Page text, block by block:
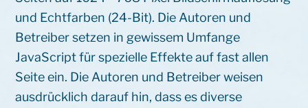
und Echtfarben (24-Bit). Die Autoren und
Betreiber setzen in gewissem Umfange
JavaScript für spezielle Effekte auf fast allen
Seite ein. Die Autoren und Betreiber weisen
ausdrücklich darauf hin, dass es diverse